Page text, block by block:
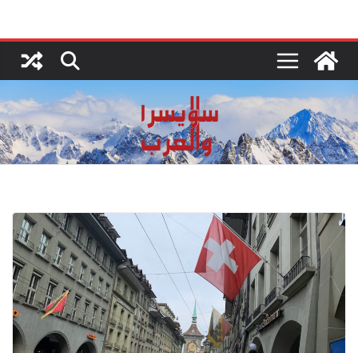
content